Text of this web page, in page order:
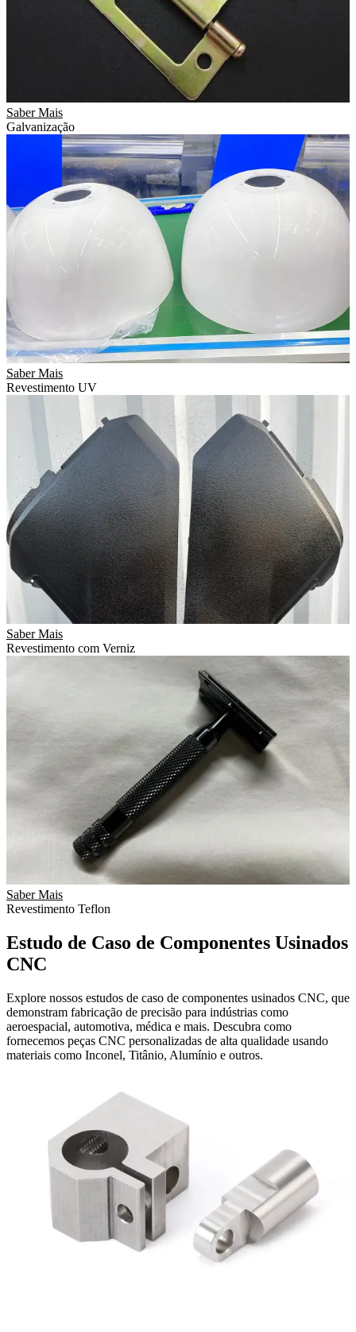
Saber Mais
Galvanização
Saber Mais
Revestimento UV
Saber Mais
Revestimento com Verniz
Saber Mais
Revestimento Teflon
Estudo de Caso de Componentes Usinados
CNC
Explore nossos estudos de caso de componentes usinados CNC, que
demonstram fabricação de precisão para indústrias como
aeroespacial, automotiva, médica e mais. Descubra como
fornecemos peças CNC personalizadas de alta qualidade usando
materiais como Inconel, Titânio, Alumínio e outros.